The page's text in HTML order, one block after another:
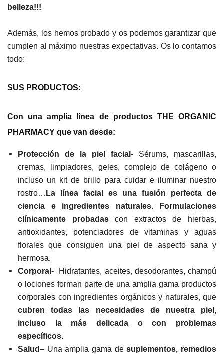
belleza!!!
Además, los hemos probado y os podemos garantizar que
cumplen al máximo nuestras expectativas. Os lo contamos
todo:
SUS PRODUCTOS:
Con una amplia línea de productos THE ORGANIC
PHARMACY que van desde:
Protección de la piel facial- Sérums, mascarillas,
cremas, limpiadores, geles, complejo de colágeno o
incluso un kit de brillo para cuidar e iluminar nuestro
rostro… La línea facial es una fusión perfecta de
ciencia e ingredientes naturales. Formulaciones
clínicamente probadascon extractos de hierbas,
antioxidantes, potenciadores de vitaminas y aguas
florales que consiguen una piel de aspecto sana y
hermosa.
Corporal- Hidratantes, aceites, desodorantes, champú
o lociones forman parte de una amplia gama productos
corporales con ingredientes orgánicos y naturales, que
cubren todas las necesidades de nuestra piel,
incluso la más delicada o con problemas
específicos.
Salud– Una amplia gama desuplementos, remedios